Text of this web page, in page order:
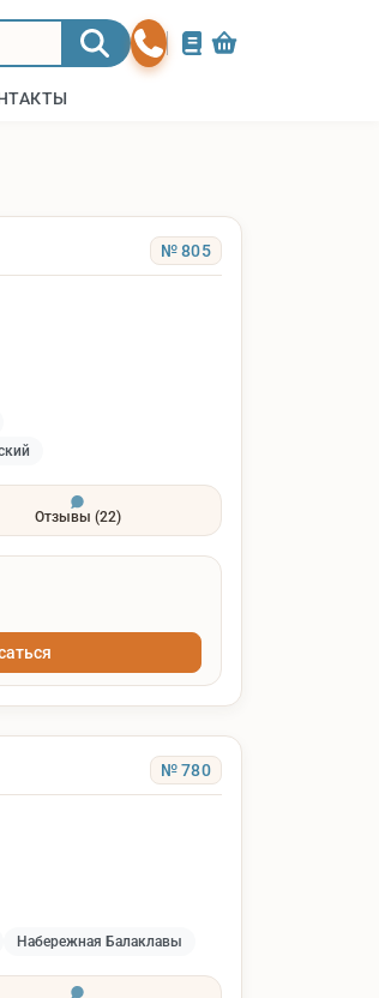
№ 805
Отзывы (22)
№ 780
Набережная Балаклавы